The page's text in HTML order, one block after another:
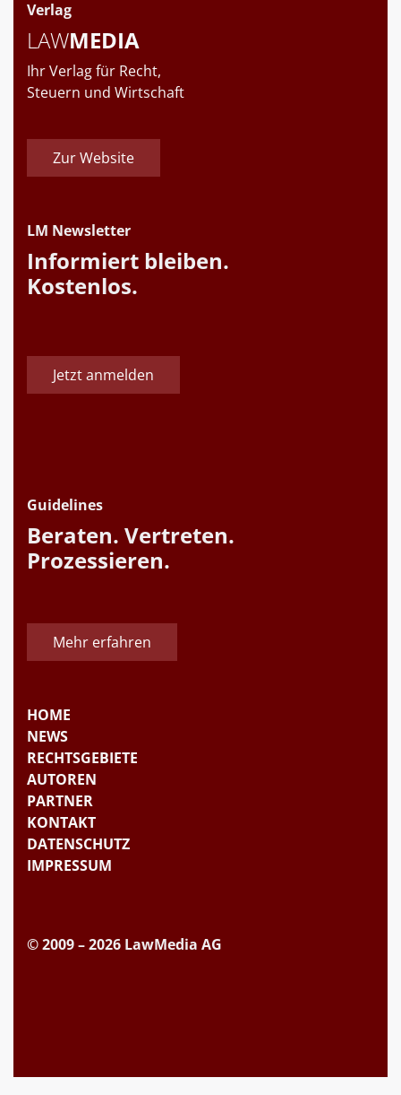
Verlag
LAWMEDIA
Ihr Verlag für Recht,
Steuern und Wirtschaft
Zur Website
LM Newsletter
Informiert bleiben.
Kostenlos.
Jetzt anmelden
Guidelines
Beraten. Vertreten.
Prozessieren.
Mehr erfahren
HOME
NEWS
RECHTSGEBIETE
AUTOREN
PARTNER
KONTAKT
DATENSCHUTZ
IMPRESSUM
© 2009 – 2026 LawMedia AG